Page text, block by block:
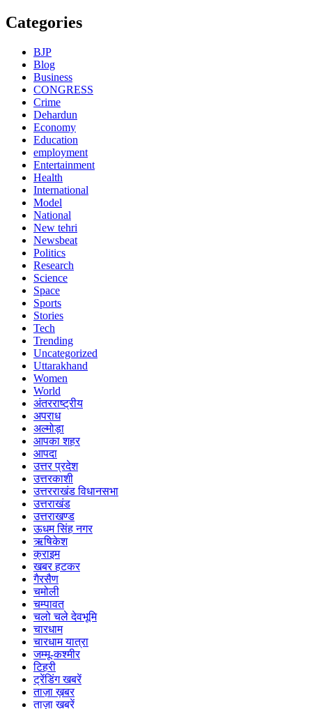
Categories
BJP
Blog
Business
CONGRESS
Crime
Dehardun
Economy
Education
employment
Entertainment
Health
International
Model
National
New tehri
Newsbeat
Politics
Research
Science
Space
Sports
Stories
Tech
Trending
Uncategorized
Uttarakhand
Women
World
अंतरराष्ट्रीय
अपराध
अल्मोड़ा
आपका शहर
आपदा
उत्तर प्रदेश
उत्तरकाशी
उत्तरराखंड विधानसभा
उत्तराखंड
उत्तराखण्ड
ऊधम सिंह नगर
ऋषिकेश
क्राइम
खबर हटकर
गैरसैण
चमोली
चम्पावत
चलो चले देवभूमि
चारधाम
चारधाम यात्रा
जम्मू-कश्मीर
टिहरी
ट्रेंडिंग खबरें
ताज़ा ख़बर
ताज़ा ख़बरें